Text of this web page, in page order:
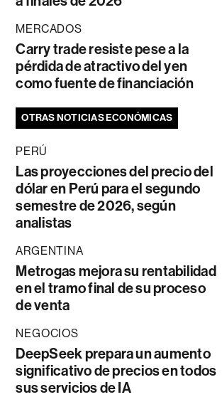
MERCADOS
Carry trade resiste pese a la
pérdida de atractivo del yen
como fuente de financiación
OTRAS NOTICIAS ECONÓMICAS
PERÚ
Las proyecciones del precio del
dólar en Perú para el segundo
semestre de 2026, según
analistas
ARGENTINA
Metrogas mejora su rentabilidad
en el tramo final de su proceso
de venta
NEGOCIOS
DeepSeek prepara un aumento
significativo de precios en todos
sus servicios de IA